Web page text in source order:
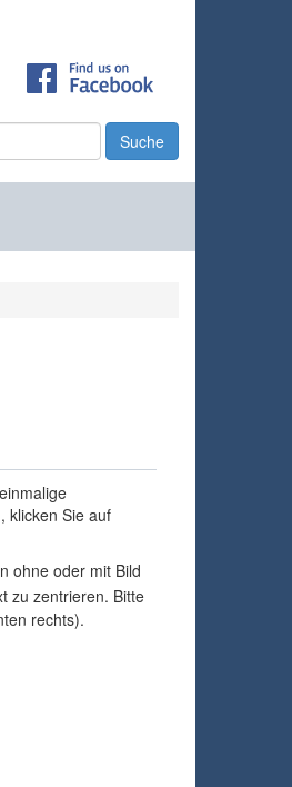
Suche
klicken Sie auf
ohne oder mit Bild
zu zentrieren. Bitte
rechts).